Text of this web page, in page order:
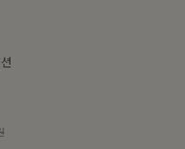
우는 즐거움
스커트SET